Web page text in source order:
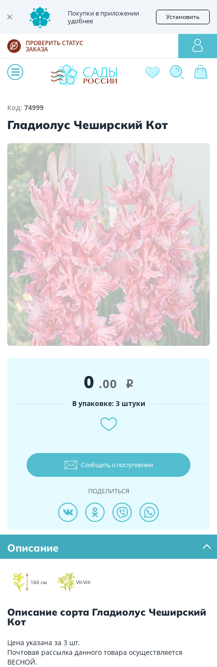
Покупки в приложении
удобнее
Установить
ПРОВЕРИТЬ СТАТУС
ЗАКАЗА
Код: 74999
Гладиолус Чеширский Кот
0 .00 i
В упаковке: 3 штуки
Сообщить о поступлении
ПОДЕЛИТЬСЯ
Описание
160 см VII-VIII
Описание сорта Гладиолус Чеширский
Кот
Цена указана за 3 шт.
Почтовая рассылка данного товара осуществляется
ВЕСНОЙ.